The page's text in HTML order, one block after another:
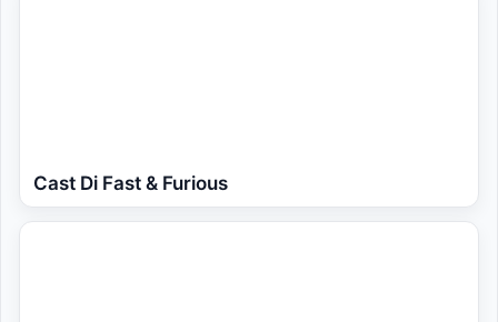
Cast Di Fast & Furious